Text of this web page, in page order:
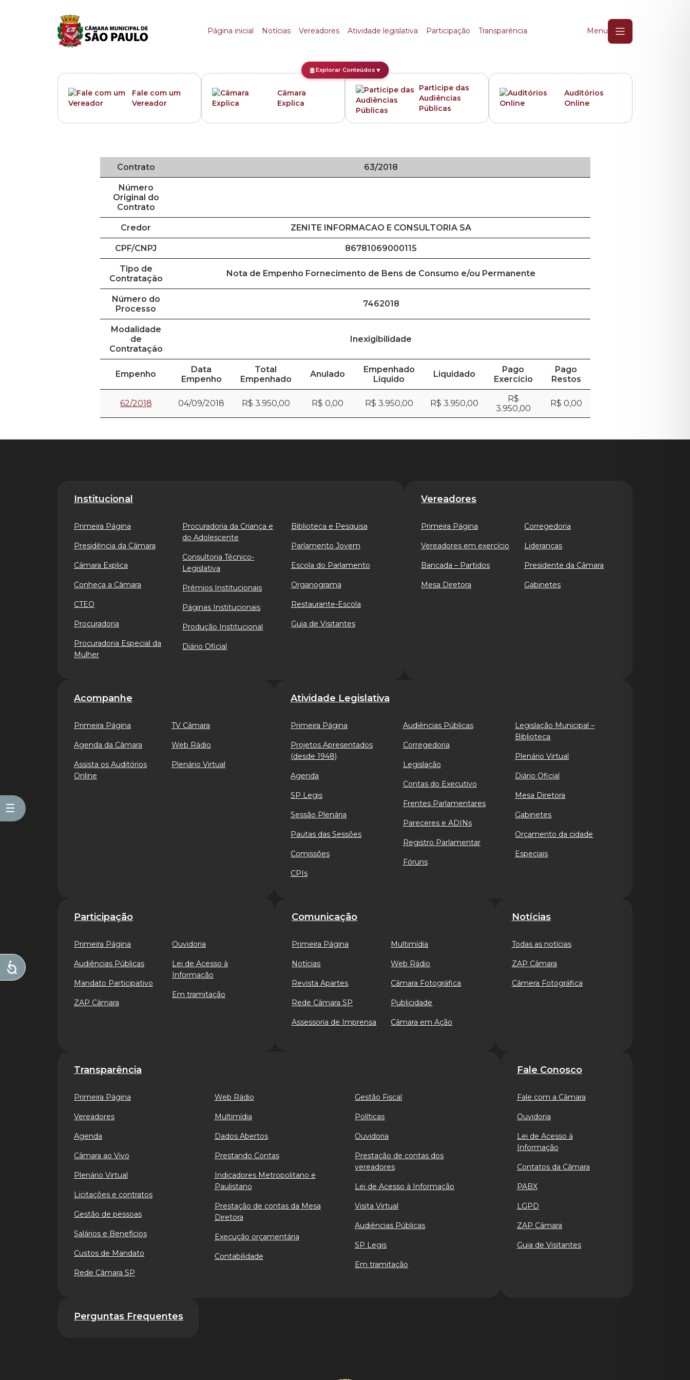
Contrato
Explorar Conteúdos ▼
☰
Página inicial Notícias Vereadores Atividade legislativa Participação Transparência Menu
Fale com um
Vereador
Câmara
Explica
Participe das
Audiências
Públicas
Auditórios
Online
Contrato 63/2018
Número
Original do
Contrato
Credor ZENITE INFORMACAO E CONSULTORIA SA
CPF/CNPJ 86781069000115
Tipo de
Contratação
Nota de Empenho Fornecimento de Bens de Consumo e/ou Permanente
Número do
Processo
7462018
Modalidade
de
Contratação
Inexigibilidade
Empenho
Data
Empenho
Total
Empenhado
Anulado
Empenhado
Líquido
Liquidado
Pago
Exercício
Pago
Restos
62/2018 04/09/2018 R$ 3.950,00 R$ 0,00 R$ 3.950,00 R$ 3.950,00
R$
3.950,00
R$ 0,00
Institucional
Primeira Página
Presidência da Câmara
Câmara Explica
Conheça a Câmara
CTEO
Procuradoria
Procuradoria Especial da
Mulher
Procuradoria da Criança e
do Adolescente
Consultoria Técnico-
Legislativa
Prêmios Institucionais
Páginas Institucionais
Produção Institucional
Diário Oficial
Biblioteca e Pesquisa
Parlamento Jovem
Escola do Parlamento
Organograma
Restaurante-Escola
Guia de Visitantes
Vereadores
Primeira Página
Vereadores em exercício
Bancada – Partidos
Mesa Diretora
Corregedoria
Lideranças
Presidente da Câmara
Gabinetes
Acompanhe
Primeira Página
Agenda da Câmara
Assista os Auditórios
Online
TV Câmara
Web Rádio
Plenário Virtual
Atividade Legislativa
Primeira Página
Projetos Apresentados
(desde 1948)
Agenda
SP Legis
Sessão Plenária
Pautas das Sessões
Comissões
CPIs
Audiências Públicas
Corregedoria
Legislação
Contas do Executivo
Frentes Parlamentares
Pareceres e ADINs
Registro Parlamentar
Fóruns
Legislação Municipal –
Biblioteca
Plenário Virtual
Diário Oficial
Mesa Diretora
Gabinetes
Orçamento da cidade
Especiais
Participação
Primeira Página
Audiências Públicas
Mandato Participativo
ZAP Câmara
Ouvidoria
Lei de Acesso à
Informação
Em tramitação
Comunicação
Primeira Página
Notícias
Revista Apartes
Rede Câmara SP
Assessoria de Imprensa
Multimídia
Web Rádio
Câmara Fotográfica
Publicidade
Câmara em Ação
Notícias
Todas as notícias
ZAP Câmara
Câmera Fotográfica
Transparência
Primeira Página
Vereadores
Agenda
Câmara ao Vivo
Plenário Virtual
Licitações e contratos
Gestão de pessoas
Salários e Benefícios
Custos de Mandato
Rede Câmara SP
Web Rádio
Multimídia
Dados Abertos
Prestando Contas
Indicadores Metropolitano e
Paulistano
Prestação de contas da Mesa
Diretora
Execução orçamentária
Contabilidade
Gestão Fiscal
Políticas
Ouvidoria
Prestação de contas dos
vereadores
Lei de Acesso à Informação
Visita Virtual
Audiências Públicas
SP Legis
Em tramitação
Fale Conosco
Fale com a Câmara
Ouvidoria
Lei de Acesso à
Informação
Contatos da Câmara
PABX
LGPD
ZAP Câmara
Guia de Visitantes
Perguntas Frequentes